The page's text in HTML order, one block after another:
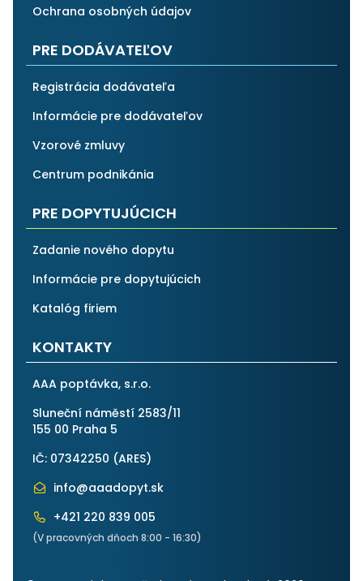
Ochrana osobných údajov
PRE DODÁVATEĽOV
Registrácia dodávateľa
Informácie pre dodávateľov
Vzorové zmluvy
Centrum podnikánia
PRE DOPYTUJÚCICH
Zadanie nového dopytu
Informácie pre dopytujúcich
Katalóg firiem
KONTAKTY
AAA poptávka, s.r.o.
Sluneční náměstí 2583/11
155 00 Praha 5
IČ: 07342250 (ARES)
info@aaadopyt.sk
+421 220 839 005
(V pracovných dňoch 8:00 - 16:30)